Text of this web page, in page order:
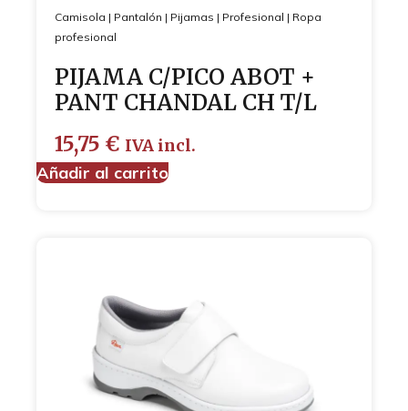
Camisola | Pantalón | Pijamas | Profesional | Ropa
profesional
PIJAMA C/PICO ABOT +
PANT CHANDAL CH T/L
15,75 € IVA incl.
Añadir al carrito